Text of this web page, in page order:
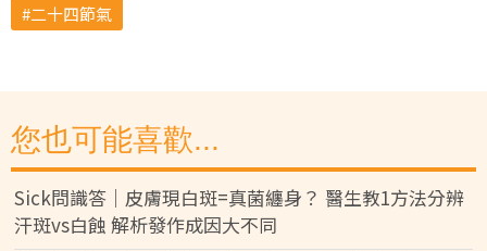
二十四節氣
您也可能喜歡...
Sick問識答｜皮膚現白斑=真菌纏身？ 醫生教1方法分辨
汗斑vs白蝕 解析發作成因大不同